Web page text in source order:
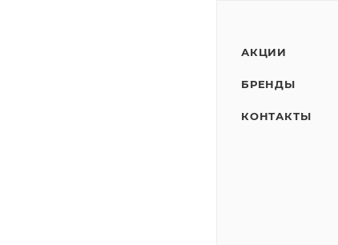
АКЦИИ
БРЕНДЫ
КОНТАКТЫ